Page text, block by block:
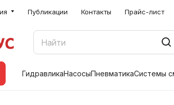
Публикации Контакты Прайс-лист
ГидравликаНасосыПневматикаСистемы